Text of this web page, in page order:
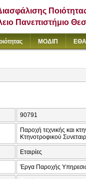
Πανεπιστήμιο
ΜΟΔΙΠ
90791
Παροχή τεχνικής και
Κτηνοτροφικού
Εταιρίες
Έργα Παροχής